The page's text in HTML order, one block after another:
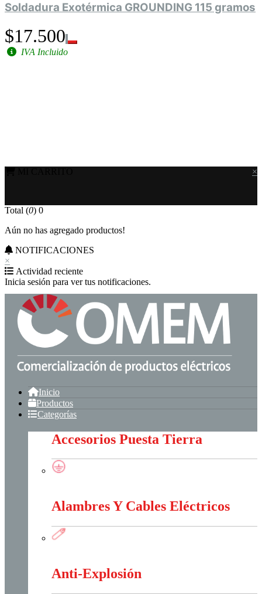
Soldadura Exotérmica GROUNDING 115 gramos
$17.500
IVA Incluido
×
Total (0) 0
Aún no has agregado productos!
NOTIFICACIONES
×
Actividad reciente
Inicia sesión para ver tus notificaciones.
Inicio
Productos
Categorías
Accesorios Puesta Tierra
Alambres Y Cables Eléctricos
Anti-Explosión